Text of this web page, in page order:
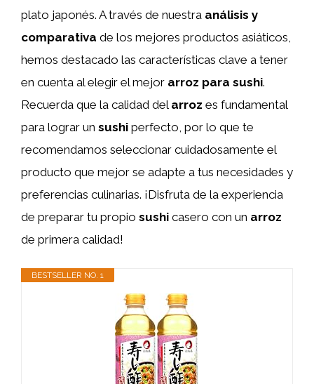
plato japonés. A través de nuestra análisis y
comparativa de los mejores productos asiáticos,
hemos destacado las características clave a tener
en cuenta al elegir el mejor arroz para sushi.
Recuerda que la calidad del arroz es fundamental
para lograr un sushi perfecto, por lo que te
recomendamos seleccionar cuidadosamente el
producto que mejor se adapte a tus necesidades y
preferencias culinarias. ¡Disfruta de la experiencia
de preparar tu propio sushi casero con un arroz
de primera calidad!
BESTSELLER NO. 1